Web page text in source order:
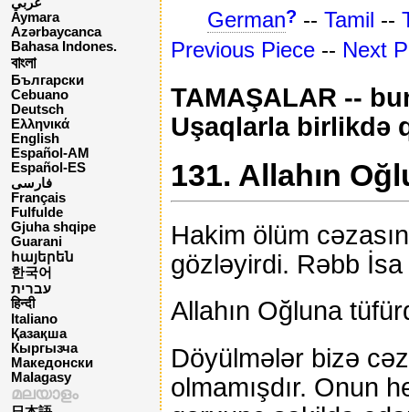
عربي
Aymara
Azərbaycanca
Bahasa Indones.
বাংলা
Български
Cebuano
Deutsch
Ελληνικά
English
Español-AM
Español-ES
فارسی
Français
Fulfulde
Gjuha shqipe
Guarani
հայերեն
한국어
עברית
हिन्दी
Italiano
Қазақша
Кыргызча
Македонски
Malagasy
മലയാളം
German? -- Tamil --
Previous Piece -- Next
TAMAŞALAR --
Uşaqlarla birlikdə
131. Allahın
Hakim ölüm
gözləyirdi. Rəbb
Allahın Oğluna
Döyülmələr bizə
olmamışdır. Onun